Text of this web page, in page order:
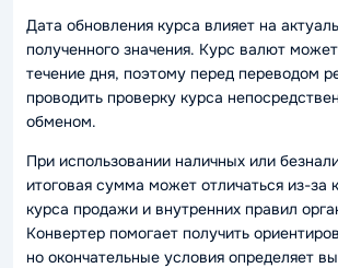
Дата обновления курса влияет на
полученного значения. Курс валют
течение дня, поэтому перед переводом
проводить проверку курса
обменом.
При использовании наличных или
итоговая сумма может отличаться из-за
курса продажи и внутренних правил
Конвертер помогает получить
но окончательные условия определяет